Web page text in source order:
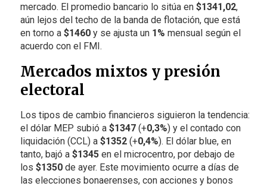
mercado. El promedio bancario lo sitúa en $1341,02,
aún lejos del techo de la banda de flotación, que está
en torno a $1460y se ajusta un 1% mensual según el
acuerdo con el FMI.
Mercados mixtos y presión
electoral
Los tipos de cambio financieros siguieron la tendencia:
el dólar MEP subió a $1347(+0,3%) y el contado con
liquidación (CCL) a $1352(+0,4%). El dólar blue, en
tanto, bajó a $1345en el microcentro, por debajo de
los $1350de ayer. Este movimiento ocurre a días de
las elecciones bonaerenses, con acciones y bonos